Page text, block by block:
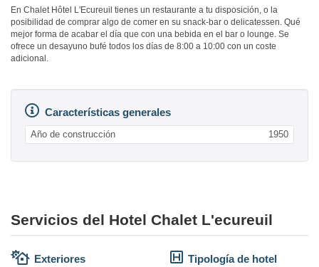
En Chalet Hôtel L'Ecureuil tienes un restaurante a tu disposición, o la
posibilidad de comprar algo de comer en su snack-bar o delicatessen. Qué
mejor forma de acabar el día que con una bebida en el bar o lounge. Se
ofrece un desayuno bufé todos los días de 8:00 a 10:00 con un coste
adicional.
Características generales
Año de construcción 1950
Servicios del Hotel Chalet L'ecureuil
Exteriores Tipología de hotel